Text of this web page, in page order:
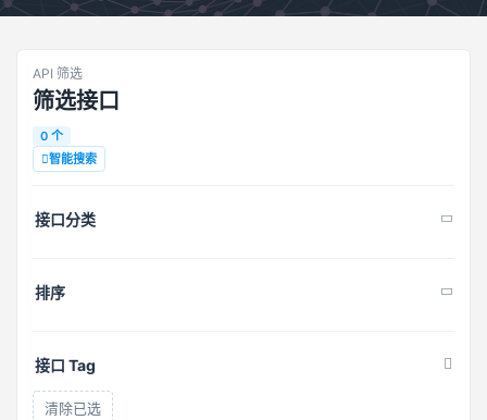
API 筛选
筛选接口
0 个
智能搜索
接口分类
排序
接口 Tag
清除已选